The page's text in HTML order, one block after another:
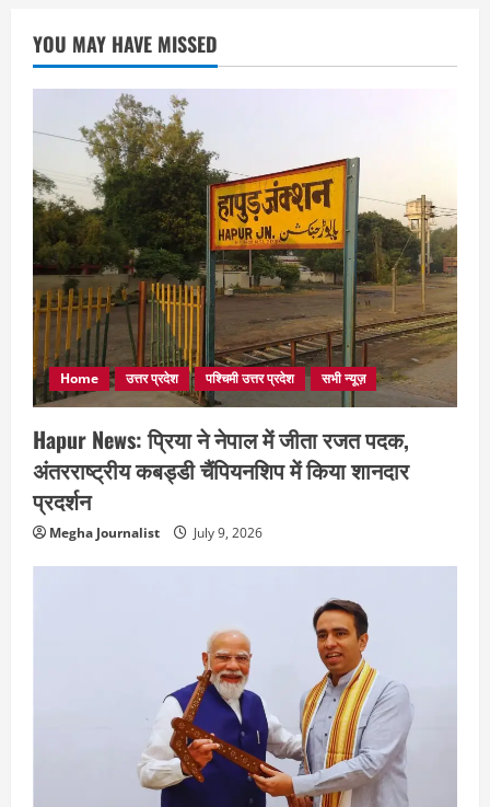
YOU MAY HAVE MISSED
Home उत्तर प्रदेश पश्चिमी उत्तर प्रदेश सभी न्यूज़
Hapur News: प्रिया ने नेपाल में जीता रजत पदक,
अंतरराष्ट्रीय कबड्डी चैंपियनशिप में किया शानदार
प्रदर्शन
Megha Journalist July 9, 2026